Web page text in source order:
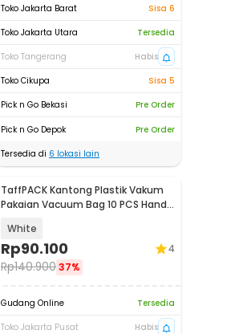
Toko Jakarta Barat
Sisa 6
Toko Jakarta Utara
Tersedia
Toko Tangerang
Habis
Toko Cikupa
Sisa 5
Pick n Go Bekasi
Pre Order
Pick n Go Depok
Pre Order
Tersedia di 6 lokasi lain
TaffPACK Kantong Plastik Vakum
Pakaian Vacuum Bag 10 PCS Hand
White
Rp90.100
Rp140.90037%
4
Gudang Online
Tersedia
Toko Jakarta Pusat
Habis